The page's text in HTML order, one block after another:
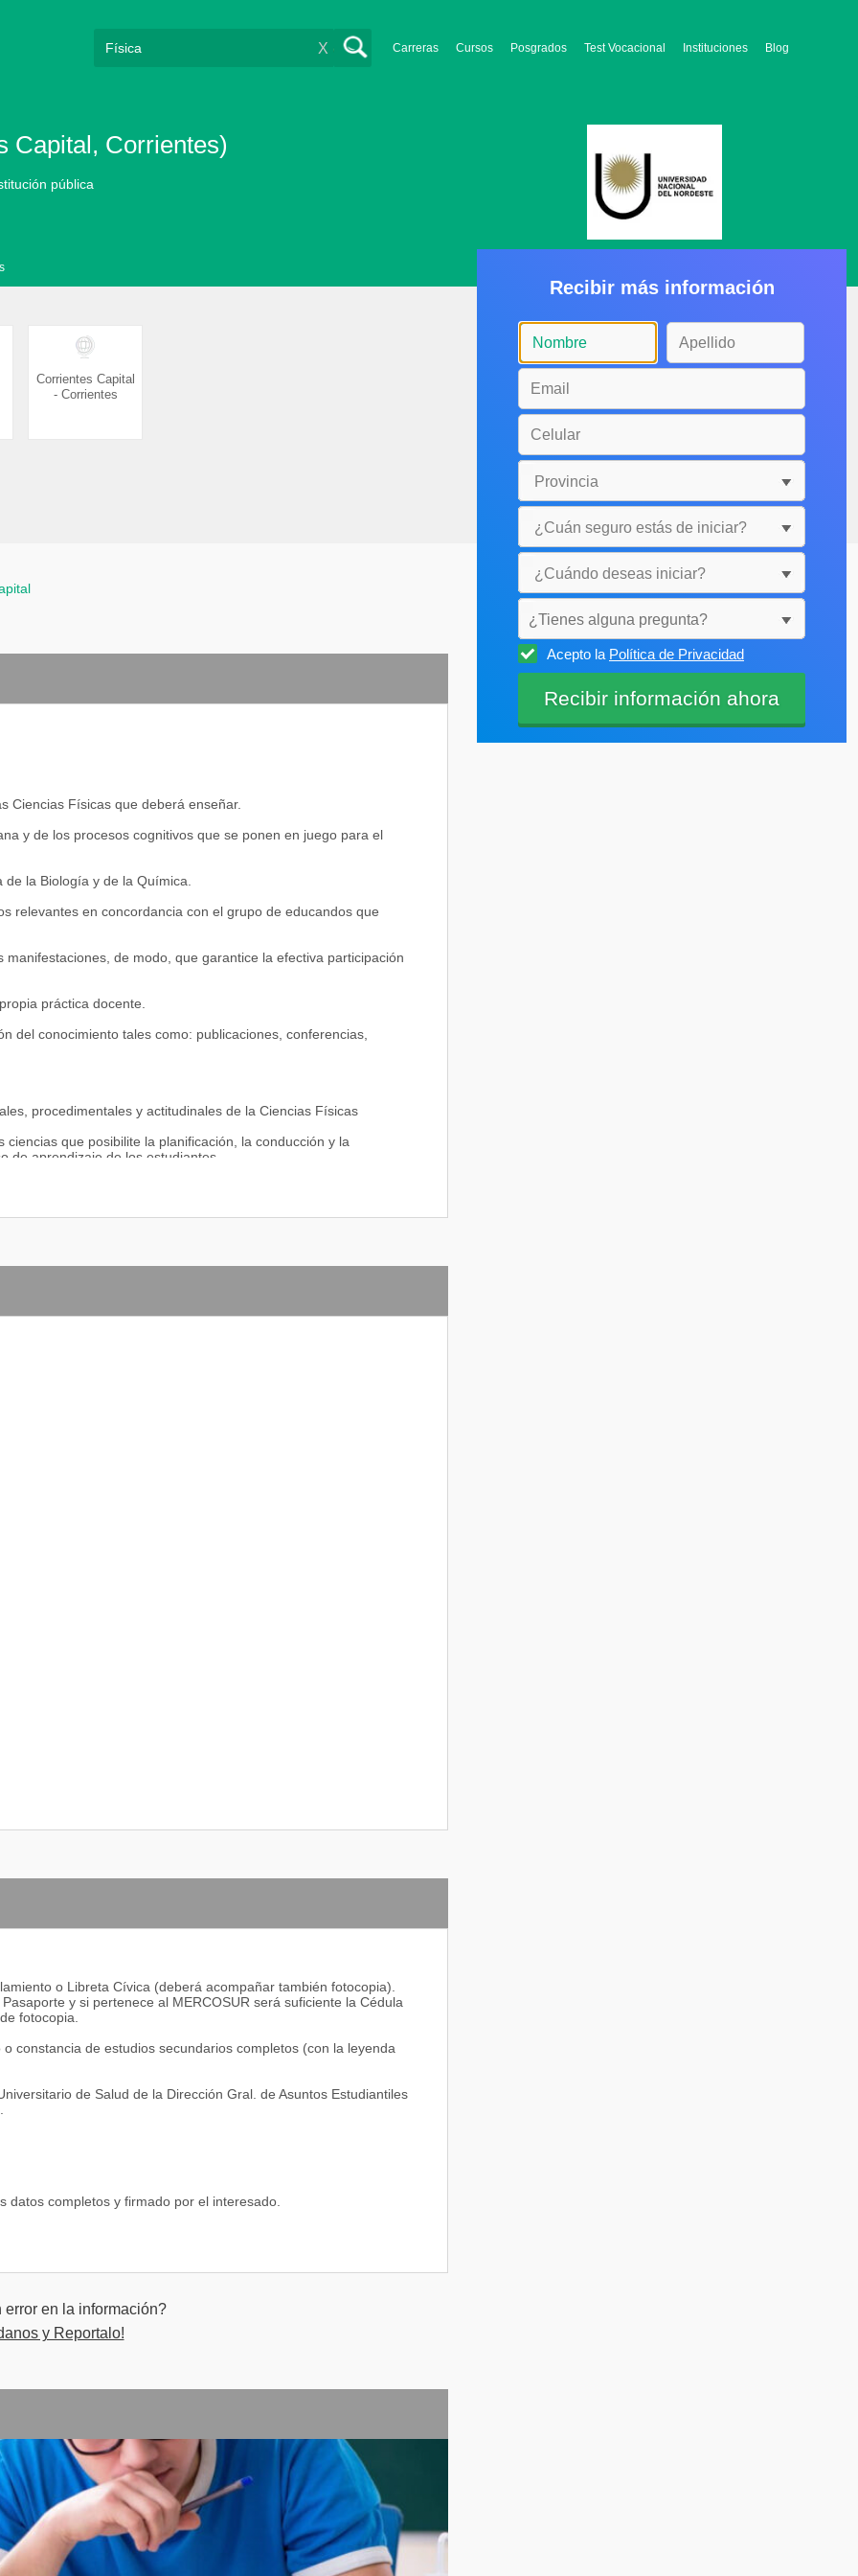
Carreras Cursos Posgrados Test Vocacional Instituciones Blog
X
Capital, Corrientes)
pública
Corrientes Capital
- Corrientes
Ciencias Físicas que deberá enseñar.
y de los procesos cognitivos que se ponen en juego para el
de la Biología y de la Química.
relevantes en concordancia con el grupo de educandos que
de modo, que garantice la efectiva participación
práctica docente.
del conocimiento tales como: publicaciones, conferencias,
procedimentales y actitudinales de la Ciencias Físicas
que posibilite la planificación, la conducción y la
de aprendizaje de los estudiantes.
Superior.
de los diferentes ciclos del sistema educativo en el área
y aprendizaje en todos los niveles educativos en las áreas de
Naturales a instituciones educativas y organizaciones estatales o
y a distancia
de la didáctica de la Física y de las Ciencias Naturales..
trabajos de evaluación y/o investigación en la enseñanza de las
en Física, comprende el ejercicio de la docencia en todos los
y estrategias de la enseñanza de la Física y de las Ciencias
educativas, definiendo el perfil de los recursos
o Libreta Cívica (deberá acompañar también fotocopia).
y si pertenece al MERCOSUR será suficiente la Cédula
fotocopia.
constancia de estudios secundarios completos (con la leyenda
de Salud de la Dirección Gral. de Asuntos Estudiantiles
datos completos y firmado por el interesado.
error en la información?
y Reportalo!
Recibir más información
¿Tienes alguna pregunta?
Selecciónala
Acepto la Política de Privacidad